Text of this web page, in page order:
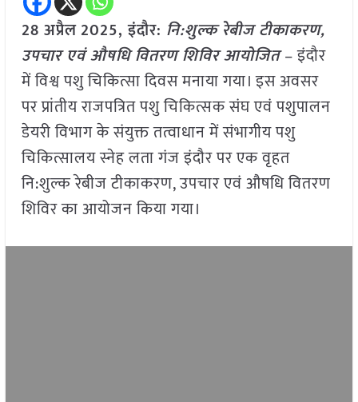
28 अप्रैल2025,इंदौर: नि:शुल्क रेबीज टीकाकरण,
उपचार एवं औषधि वितरण शिविर आयोजित– इंदौर
में विश्व पशु चिकित्सा दिवस मनाया गया। इस अवसर
पर प्रांतीय राजपत्रित पशु चिकित्सक संघ एवं पशुपालन
डेयरी विभाग के संयुक्त तत्वाधान में संभागीय पशु
चिकित्सालय स्नेह लता गंज इंदौर पर एक वृहत
नि:शुल्क रेबीज टीकाकरण, उपचार एवं औषधि वितरण
शिविर का आयोजन किया गया।